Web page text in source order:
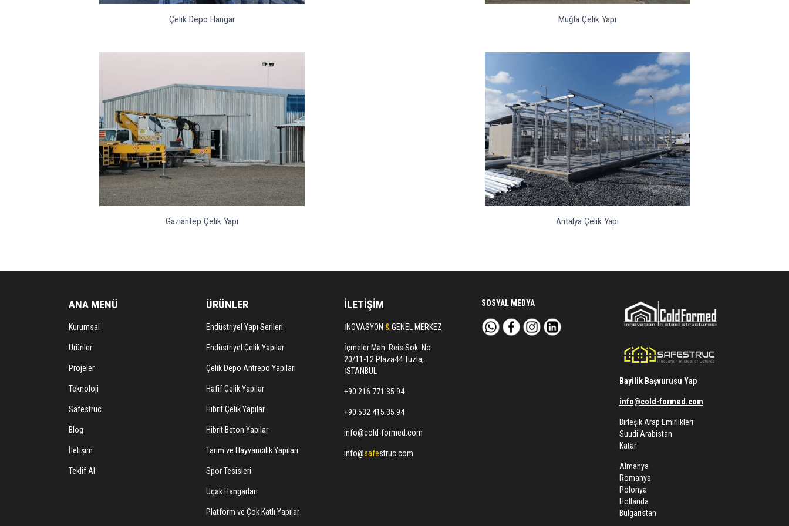
Çelik Depo Hangar Muğla Çelik Yapı
Gaziantep Çelik Yapı Antalya Çelik Yapı
ANA MENÜ
Kurumsal
Ürünler
Projeler
Teknoloji
Safestruc
Blog
İletişim
Teklif Al
ÜRÜNLER
Endüstriyel Yapı Serileri
Endüstriyel Çelik Yapılar
Çelik Depo Antrepo Yapıları
Hafif Çelik Yapılar
Hibrit Çelik Yapılar
Hibrit Beton Yapılar
Tarım ve Hayvancılık Yapıları
Spor Tesisleri
Uçak Hangarları
Platform ve Çok Katlı Yapılar
İLETİŞİM
İNOVASYON &GENEL MERKEZ
İçmeler Mah. Reis Sok. No:
20/11-12 Plaza44 Tuzla,
İSTANBUL
+90 216 771 35 94
+90 532 415 35 94
info@cold-formed.com
info@safestruc.com
SOSYAL MEDYA
Bayilik Başvurusu Yap
info@cold-formed.com
Birleşik Arap Emirlikleri
Suudi Arabistan
Katar
Almanya
Romanya
Polonya
Hollanda
Bulgaristan